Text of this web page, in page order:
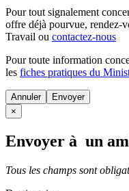
Pour tout signalement
offre déjà pourvue, rendez-
Travail ou contactez-nous
Pour toute information
les fiches pratiques du
Annuler
×
Envoyer à un
Tous les champs sont